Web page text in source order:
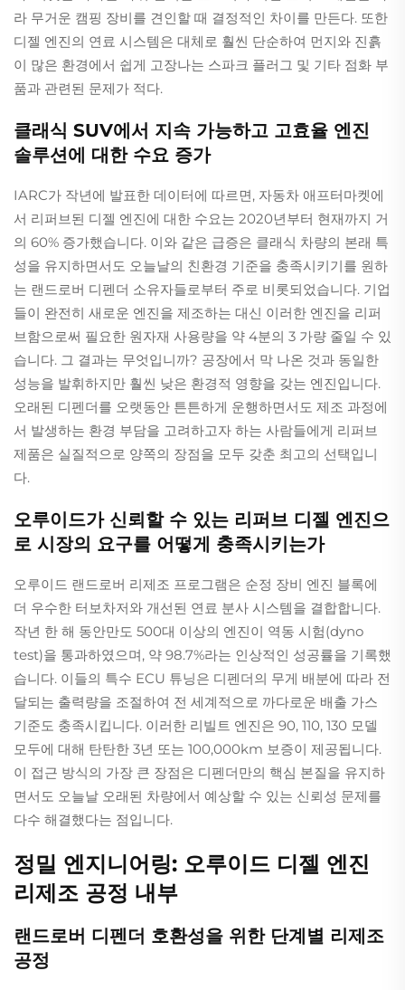
라 무거운 캠핑 장비를 견인할 때 결정적인 차이를 만든다. 또한
디젤 엔진의 연료 시스템은 대체로 훨씬 단순하여 먼지와 진흙
이 많은 환경에서 쉽게 고장나는 스파크 플러그 및 기타 점화 부
품과 관련된 문제가 적다.
클래식 SUV에서 지속 가능하고 고효율 엔진
솔루션에 대한 수요 증가
IARC가 작년에 발표한 데이터에 따르면, 자동차 애프터마켓에
서 리퍼브된 디젤 엔진에 대한 수요는 2020년부터 현재까지 거
의 60% 증가했습니다. 이와 같은 급증은 클래식 차량의 본래 특
성을 유지하면서도 오늘날의 친환경 기준을 충족시키기를 원하
는 랜드로버 디펜더 소유자들로부터 주로 비롯되었습니다. 기업
들이 완전히 새로운 엔진을 제조하는 대신 이러한 엔진을 리퍼
브함으로써 필요한 원자재 사용량을 약 4분의 3 가량 줄일 수 있
습니다. 그 결과는 무엇입니까? 공장에서 막 나온 것과 동일한
성능을 발휘하지만 훨씬 낮은 환경적 영향을 갖는 엔진입니다.
오래된 디펜더를 오랫동안 튼튼하게 운행하면서도 제조 과정에
서 발생하는 환경 부담을 고려하고자 하는 사람들에게 리퍼브
제품은 실질적으로 양쪽의 장점을 모두 갖춘 최고의 선택입니
다.
오루이드가 신뢰할 수 있는 리퍼브 디젤 엔진으
로 시장의 요구를 어떻게 충족시키는가
오루이드 랜드로버 리제조 프로그램은 순정 장비 엔진 블록에
더 우수한 터보차저와 개선된 연료 분사 시스템을 결합합니다.
작년 한 해 동안만도 500대 이상의 엔진이 역동 시험(dyno
test)을 통과하였으며, 약 98.7%라는 인상적인 성공률을 기록했
습니다. 이들의 특수 ECU 튜닝은 디펜더의 무게 배분에 따라 전
달되는 출력량을 조절하여 전 세계적으로 까다로운 배출 가스
기준도 충족시킵니다. 이러한 리빌트 엔진은 90, 110, 130 모델
모두에 대해 탄탄한 3년 또는 100,000km 보증이 제공됩니다.
이 접근 방식의 가장 큰 장점은 디펜더만의 핵심 본질을 유지하
면서도 오늘날 오래된 차량에서 예상할 수 있는 신뢰성 문제를
다수 해결했다는 점입니다.
정밀 엔지니어링: 오루이드 디젤 엔진
리제조 공정 내부
랜드로버 디펜더 호환성을 위한 단계별 리제조
공정